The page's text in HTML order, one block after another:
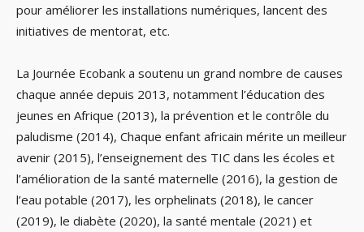
pour améliorer les installations numériques, lancent des
initiatives de mentorat, etc.
La Journée Ecobank a soutenu un grand nombre de causes
chaque année depuis 2013, notamment l’éducation des
jeunes en Afrique (2013), la prévention et le contrôle du
paludisme (2014), Chaque enfant africain mérite un meilleur
avenir (2015), l’enseignement des TIC dans les écoles et
l’amélioration de la santé maternelle (2016), la gestion de
l’eau potable (2017), les orphelinats (2018), le cancer
(2019), le diabète (2020), la santé mentale (2021) et